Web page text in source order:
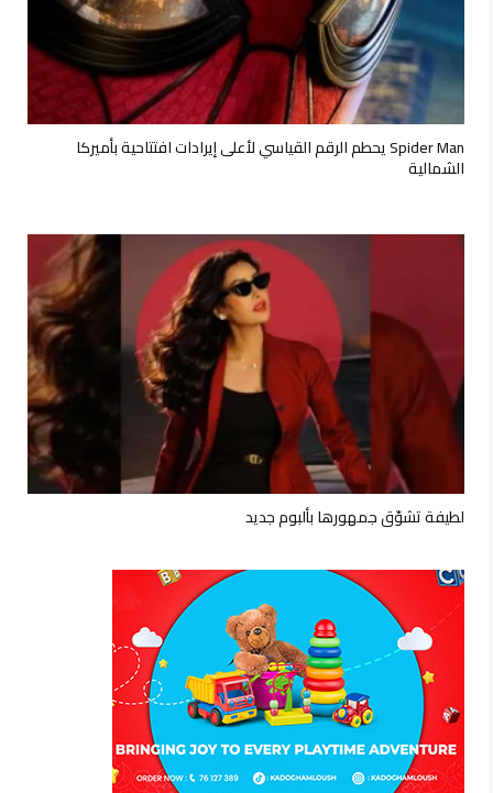
Spider Man يحطم الرقم القياسي لأعلى إيرادات افتتاحية بأميركا
الشمالية
لطيفة تشوّق جمهورها بألبوم جديد